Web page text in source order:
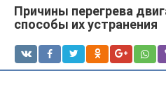
Причины перегрева
способы их устранения